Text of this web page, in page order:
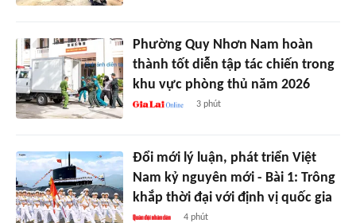
Phường Quy Nhơn Nam hoàn
thành tốt diễn tập tác chiến trong
khu vực phòng thủ năm 2026
3 phút
Đổi mới lý luận, phát triển Việt
Nam kỷ nguyên mới - Bài 1: Trông
khắp thời đại với định vị quốc gia
4 phút